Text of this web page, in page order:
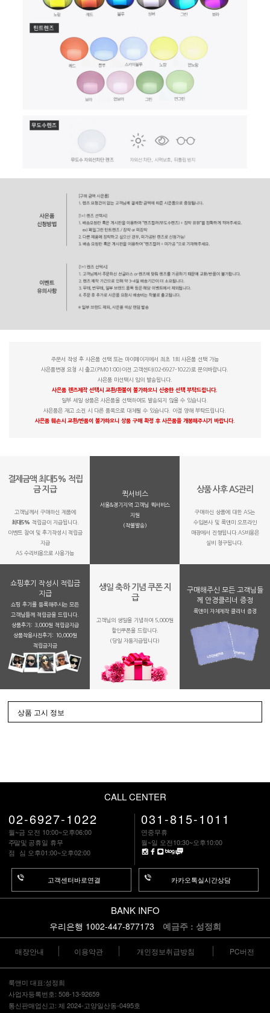
주문서 작성 후 사은품 선택 또는 마이페이지에서 최초 1회 사은품 선택 가능
사은품변경 요청 시 출고(PM01:00)이전 고객센터(02-6927-1022)로 문의바랍니다.
사은품 미선택시 임의 발송됩니다.
사은품 렌즈제작 선택시 교환/환불이 불가하오니 신중한 선택 부탁드립니다.
일부 세일 상품은 사은품을 선택하여도 발송되지 않을 수 있습니다.
사은품은 재고 소진 시 다른 품목으로 대체될 수 있습니다. 이점 양해 부탁드립니다.
사은품 훼손시 교환/반품이 불가하오니 상품 구매 확정 후 사은품을 개봉해주시기 바랍니다.
결제금액 최대5% 적립
금 지급
고객님께서 구매하신 제품에
최대5% 적립금이 지급됩니다.
이벤트 참여 및 후기작성시 적립금
지급
AS 수리비용으로 사용가능
퀵서비스
서울&경기지역 고객님 퀵서비스
지원
(착불발송)
상품 사후 AS관리
구매하신 상품에 대한 AS는
수입본사 및 룩앤미 오프라인
매장에서 진행됩니다.AS비용은
실비 청구됩니다.
쇼핑후기 작성시 적립금
지급
쇼핑 후기를 등록해주시는 모든
고객님들께 적립금을 드립니다.
상품후기: 3,000원 적립금지급
상품착용사진후기: 10,000원
적립금지금
생일 축하 기념 쿠폰 지
급
고객님의 생일을 기념하여 5,000원
할인쿠폰을 드립니다.
(당일 자동지급됩니다)
구매해주신 모든 고객님들
께 안경클리너 증정
룩앤미 자체제작 클리너 증정
상품 고시 정보
CALL CENTER
02-6927-1022
월~금 오전 10:00~오후06:00
주말및 공휴일 휴무
점 심 오후01:00~오후02:00
고객센터바로연결
031-815-1011
연중무휴
월~일 오전10:30~오후10:00
카카오톡실시간상담
BANK INFO
우리은행 1002-447-877173 예금주 : 성정희
매장안내 이용약관 개인정보취급방침 PC버전
룩앤미 대표:성정희
사업자등록번호: 508-13-92659
통신판매업신고: 제 2024-고양일산동-0495호